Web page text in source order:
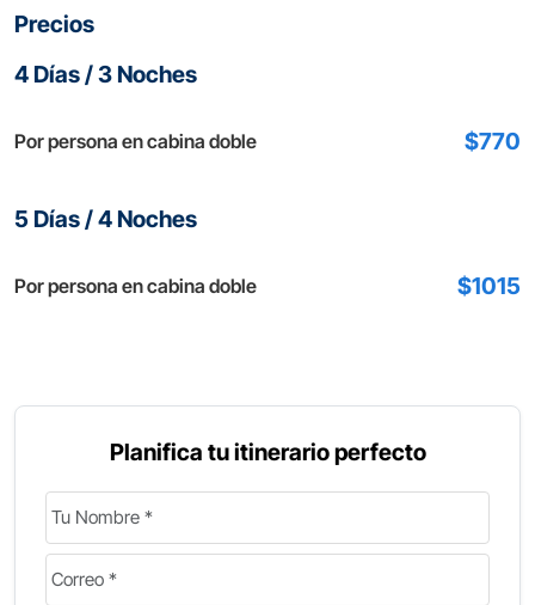
Precios
4 Días / 3 Noches
Por persona en cabina doble $770
5 Días / 4 Noches
Por persona en cabina doble $1015
Planifica tu itinerario perfecto